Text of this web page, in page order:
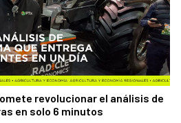
revolucionar el análisis de
en solo 6 minutos